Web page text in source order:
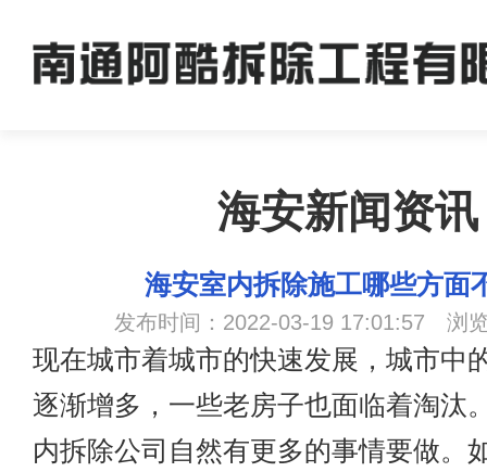
海安新闻资讯
海安室内拆除施工哪些方面
发布时间：2022-03-19 17:01:57 浏
现在城市着城市的快速发展，城市中
逐渐增多，一些老房子也面临着淘汰
内拆除公司自然有更多的事情要做。